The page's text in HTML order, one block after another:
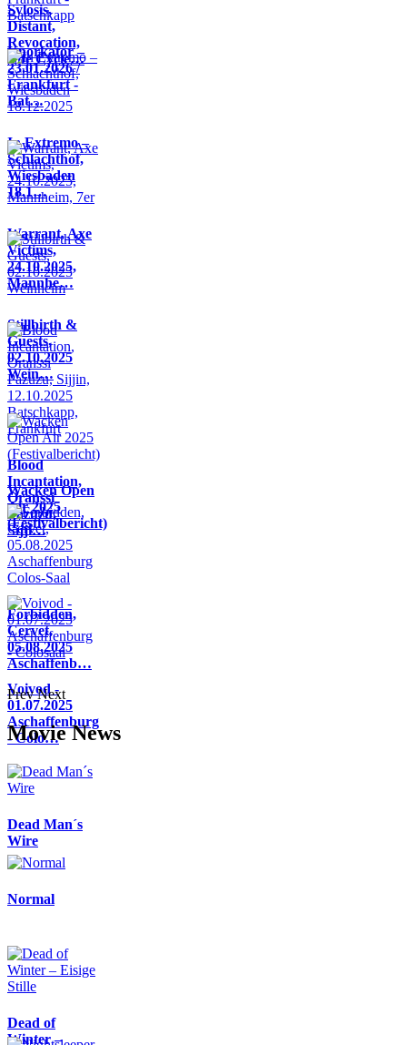
Sylosis,
Distant,
Revocation,
Life Cycle…
Knorkator –
23.01.2026 /
Frankfurt -
Bat…
In Extremo –
Schlachthof,
Wiesbaden
18.1…
Warrant, Axe
Victims,
24.10.2025,
Mannhe…
Stillbirth &
Guests,
02.10.2025
Wein…
Blood
Incantation,
Oranssi
Pazuzu,
Sijji…
Wacken Open
Air 2025
(Festivalbericht)
Forbidden,
Cervet,
05.08.2025
Aschaffenb…
Voivod -
01.07.2025
Aschaffenburg
- Colo…
Prev Next
Movie News
Dead Man´s
Wire
Normal
Dead of
Winter –